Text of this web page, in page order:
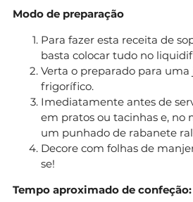
Modo de preparação
Para fazer esta receita de
basta colocar tudo no
Verta o preparado para uma
frigorífico.
Imediatamente antes de
em pratos ou tacinhas e, no
um punhado de rabanete
Decore com folhas de
se!
Tempo aproximado de confeção: